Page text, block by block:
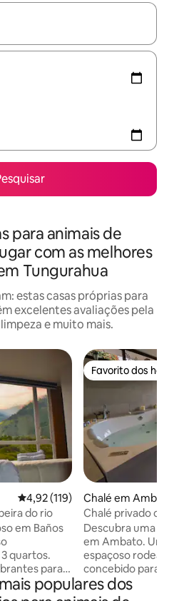
disponíveis, navegue com
para animais de
com as melhores
Tungurahua
estas casas próprias para
excelentes avaliações pela
e muito mais.
Classificação média de 4,92 em
4,92 (119)
do rio
em Baños
quartos.
para a
uma zona de
ao ar
Favorito dos
Favorito dos
Chalé em Ambato
Chalé privado
hidromassagem
Descubra uma
em Ambato. Um
espaçoso
concebido para
mais do que uma
privacidade,
populares dos